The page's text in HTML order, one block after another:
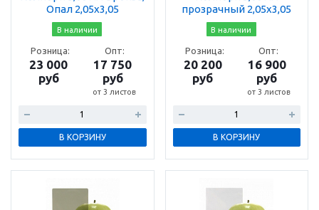
Опал 2,05х3,05
В наличии
Розница:
23 000
руб
Опт:
17 750
руб
от 3 листов
В КОРЗИНУ
прозрачный 2,05х3,05
В наличии
Розница:
20 200
руб
Опт:
16 900
руб
от 3 листов
В КОРЗИНУ